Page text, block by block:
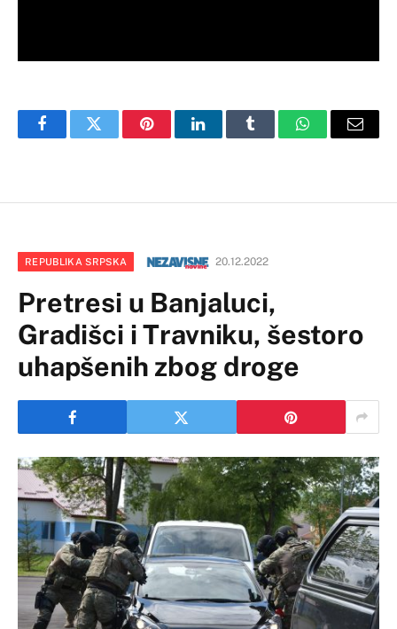
FacebookTwitter PinterestLinkedInTumblr WhatsAppEmail
REPUBLIKA SRPSKA 20.12.2022
Pretresi u Banjaluci,
Gradišci i Travniku, šestoro
uhapšenih zbog droge